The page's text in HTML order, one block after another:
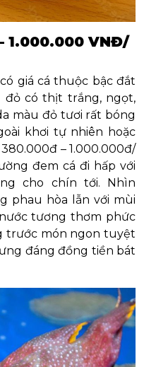
1.000.000 VNĐ/
giá cá thuộc bậc đắt
đỏ có thịt trắng, ngọt,
màu đỏ tươi rất bóng
khơi tự nhiên hoặc
– 1.000.000đ/
đem cá đi hấp với
cho chín tới. Nhìn
phau hòa lẫn với mùi
tương thơm phức
trước món ngon tuyệt
đáng đồng tiền bát